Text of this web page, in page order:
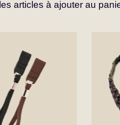
articles à ajouter au